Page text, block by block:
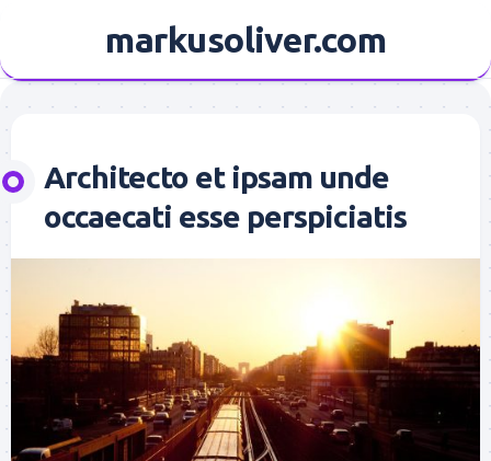
content
markusoliver.com
Architecto et ipsam unde
occaecati esse perspiciatis